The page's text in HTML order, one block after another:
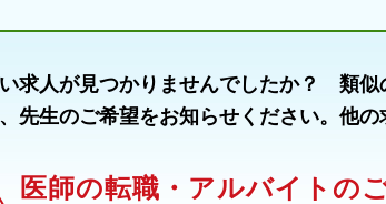
求人が見つかりませんでしたか？ 類似
先生のご希望をお知らせください。他の
医師の転職・アルバイトの